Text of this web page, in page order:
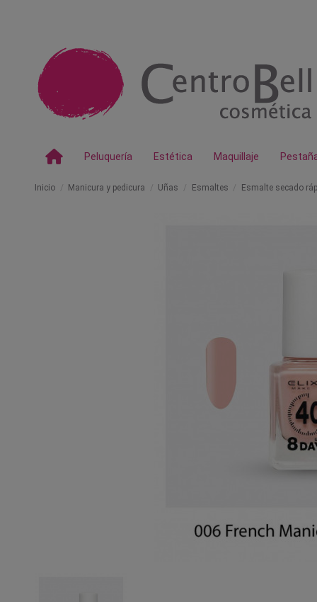
Peluquería Estética Maquillaje
Inicio Manicura y pedicura Uñas Esmaltes Esmalte secado